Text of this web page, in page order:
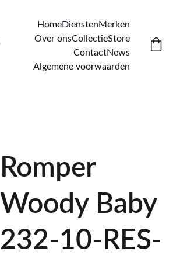
HomeDienstenMerken
Over onsCollectieStore
ContactNews
Algemene voorwaarden
Romper
Woody Baby
232-10-RES-